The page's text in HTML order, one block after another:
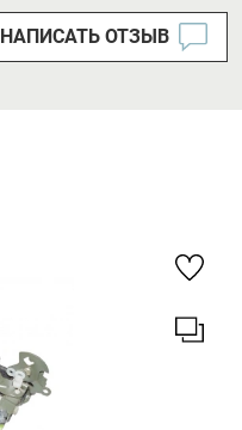
НАПИСАТЬ ОТЗЫВ